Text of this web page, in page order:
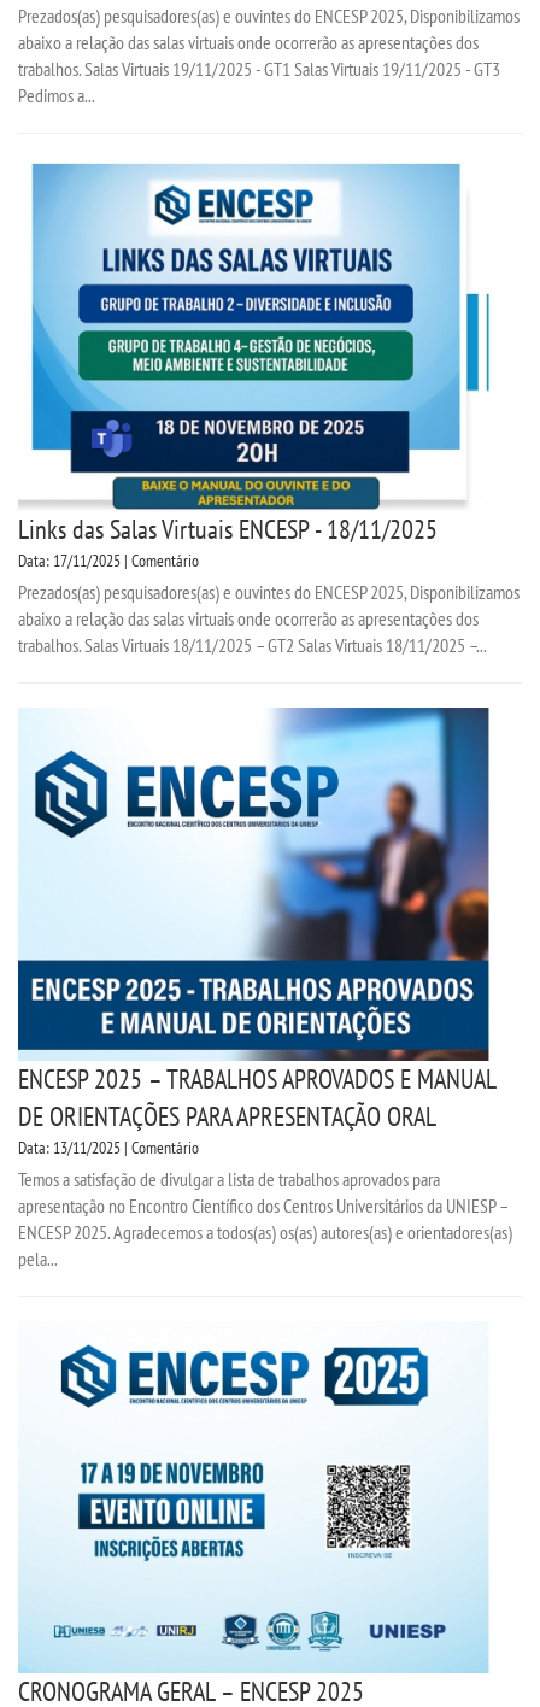
Prezados(as) pesquisadores(as) e ouvintes do ENCESP 2025, Disponibilizamos
abaixo a relação das salas virtuais onde ocorrerão as apresentações dos
trabalhos. Salas Virtuais 19/11/2025 - GT1 Salas Virtuais 19/11/2025 - GT3
Pedimos a...
Links das Salas Virtuais ENCESP - 18/11/2025
Data: 17/11/2025 | Comentário
Prezados(as) pesquisadores(as) e ouvintes do ENCESP 2025, Disponibilizamos
abaixo a relação das salas virtuais onde ocorrerão as apresentações dos
trabalhos. Salas Virtuais 18/11/2025 – GT2 Salas Virtuais 18/11/2025 –...
ENCESP 2025 – TRABALHOS APROVADOS E MANUAL
DE ORIENTAÇÕES PARA APRESENTAÇÃO ORAL
Data: 13/11/2025 | Comentário
Temos a satisfação de divulgar a lista de trabalhos aprovados para
apresentação no Encontro Científico dos Centros Universitários da UNIESP –
ENCESP 2025. Agradecemos a todos(as) os(as) autores(as) e orientadores(as)
pela...
CRONOGRAMA GERAL – ENCESP 2025